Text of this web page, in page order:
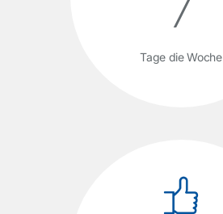
Tage die Woche